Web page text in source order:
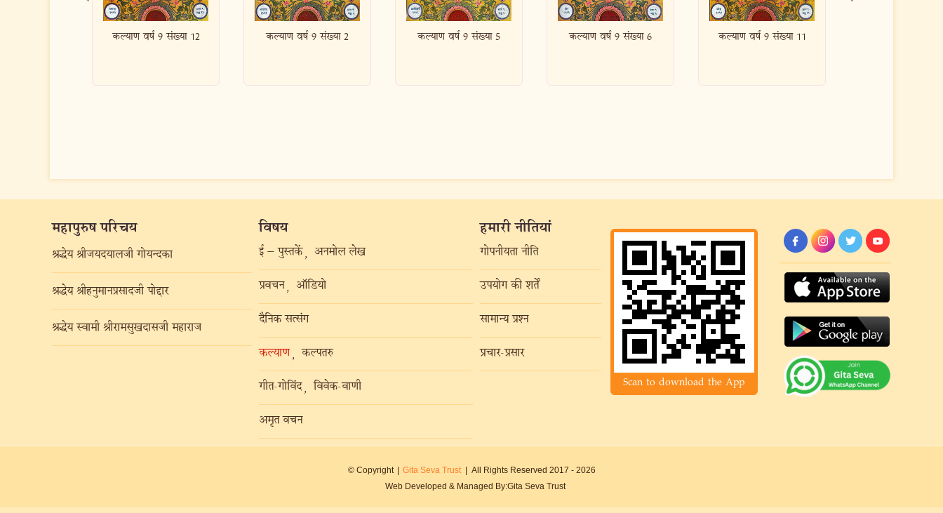
कल्याण वर्ष 9 संख्या 2 कल्याण वर्ष 9 संख्या 5 कल्याण वर्ष 9 संख्या 6 कल्याण वर्ष 9 संख्या 11 कल्याण वर्ष 9 संख्या 10
महापुरुष परिचय
श्रद्धेय श्रीजयदयालजी गोयन्दका
श्रद्धेय श्रीहनुमानप्रसादजी पोद्दार
श्रद्धेय स्वामी श्रीरामसुखदासजी महाराज
विषय
ई – पुस्तकें , अनमोल लेख
प्रवचन , ऑडियो
दैनिक सत्संग
कल्याण , कल्पतरु
गीत-गोविंद , विवेक-वाणी
अमृत वचन
हमारी नीतियां
गोपनीयता नीति
उपयोग की शर्तें
सामान्य प्रश्न
प्रचार-प्रसार
Scan to download the App
© Copyright | Gita Seva Trust | All Rights Reserved 2017 - 2026
Web Developed & Managed By:Gita Seva Trust